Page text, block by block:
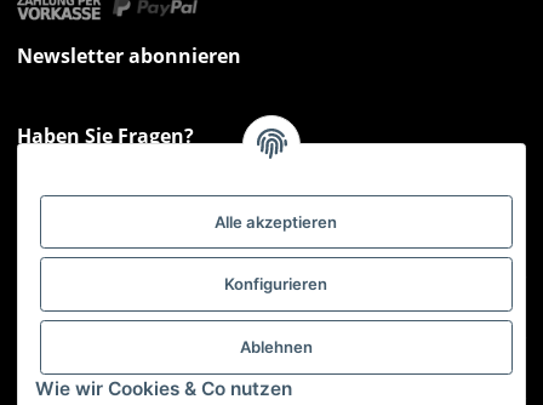
Alle akzeptieren
Konfigurieren
Ablehnen
Wie wir Cookies & Co nutzen
Newsletter abonnieren
Haben Sie Fragen?
Montag - Freitag: 09:00 - 17:00 Uhr
Hotline 📞
Gesetzliche Informationen